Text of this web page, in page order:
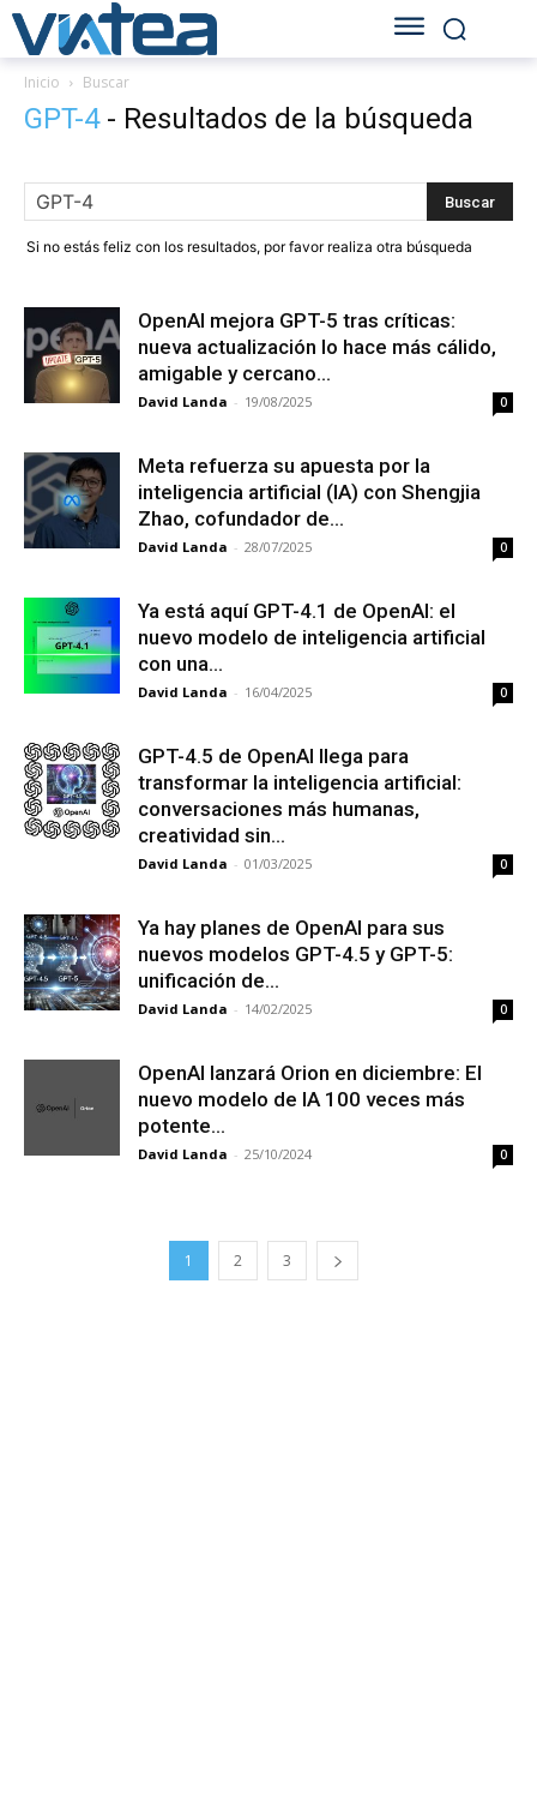
Inicio Buscar
GPT-4- Resultados de la búsqueda
Si no estás feliz con los resultados, por favor realiza otra búsqueda
OpenAI mejora GPT-5 tras críticas:
nueva actualización lo hace más cálido,
amigable y cercano...
David Landa - 19/08/2025 0
Meta refuerza su apuesta por la
inteligencia artificial (IA) con Shengjia
Zhao, cofundador de...
David Landa - 28/07/2025 0
Ya está aquí GPT-4.1 de OpenAI: el
nuevo modelo de inteligencia artificial
con una...
David Landa - 16/04/2025 0
GPT-4.5 de OpenAI llega para
transformar la inteligencia artificial:
conversaciones más humanas,
creatividad sin...
David Landa - 01/03/2025 0
Ya hay planes de OpenAI para sus
nuevos modelos GPT-4.5 y GPT-5:
unificación de...
David Landa - 14/02/2025 0
OpenAI lanzará Orion en diciembre: El
nuevo modelo de IA 100 veces más
potente...
David Landa - 25/10/2024 0
1 2 3